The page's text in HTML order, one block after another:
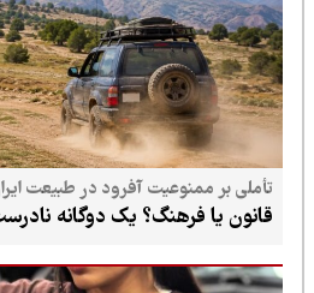
تأملی بر ممنوعیت آفرود در طبیعت ایران
قانون یا فرهنگ؟ یک دوگانه نادرست